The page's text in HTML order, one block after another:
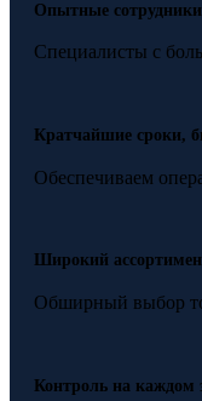
Опытные сотрудники
Специалисты с
Кратчайшие сроки,
Обеспечиваем
Широкий
Обширный выбор
Контроль на каждом